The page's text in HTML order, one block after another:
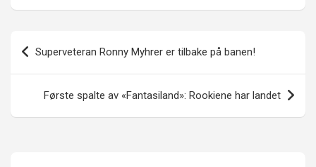
Innleggsnavigasjon
Superveteran Ronny Myhrer er tilbake på banen!
Første spalte av «Fantasiland»: Rookiene har landet